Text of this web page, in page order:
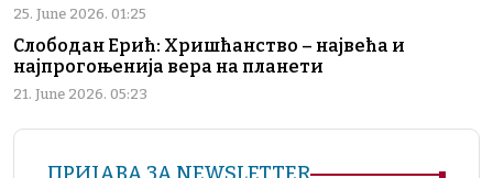
25. June 2026. 01:25
Слободан Ерић: Хришћанство – највећа и
најпрогоњенија вера на планети
21. June 2026. 05:23